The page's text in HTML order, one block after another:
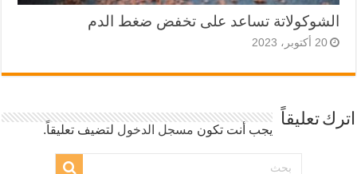
الشوكولاتة تساعد على تخفض ضغط الدم
20 أكتوبر، 2023
اترك تعليقاً
يجب أنت تكون مسجل الدخول لتضيف تعليقاً.